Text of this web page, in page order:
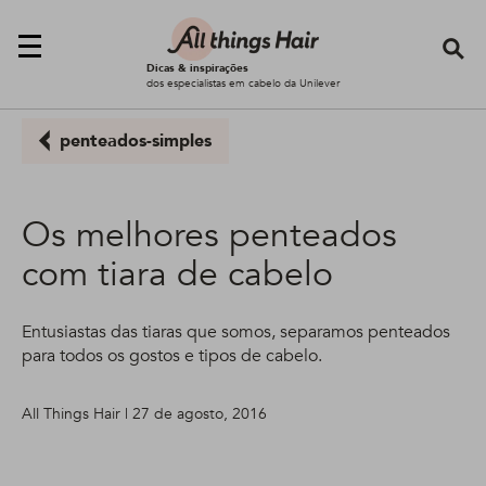
Dicas & inspirações
dos especialistas em cabelo da Unilever
penteados-simples
Os melhores penteados
com tiara de cabelo
Entusiastas das tiaras que somos, separamos penteados
para todos os gostos e tipos de cabelo.
All Things Hair | 27 de agosto, 2016